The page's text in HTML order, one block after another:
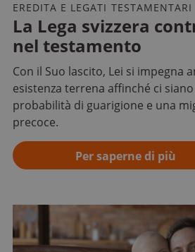
La Lega svizzera
nel testamento
EREDITA E LEGATI TESTAMENTARI
Con il Suo lascito, Lei si impegna
esistenza terrena affinché ci
probabilità di guarigione e una
precoce.
Per saperne di più